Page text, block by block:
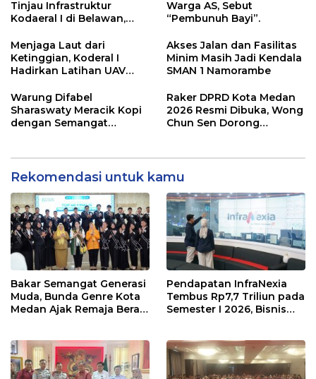
Tinjau Infrastruktur
Kodaeral I di Belawan,
Operasional
Warga AS, Sebut
“Pembunuh Bayi”.
Menjaga Laut dari
Ketinggian, Koderal I
Hadirkan Latihan UAV
Akses Jalan dan Fasilitas
Minim Masih Jadi Kendala
SMAN 1 Namorambe
Warung Difabel
Sharaswaty Meracik Kopi
dengan Semangat
Raker DPRD Kota Medan
2026 Resmi Dibuka, Wong
Chun Sen Dorong
Rekomendasi untuk kamu
Bakar Semangat Generasi
Muda, Bunda Genre Kota
Medan Ajak Remaja Berani
Pendapatan InfraNexia
Tembus Rp7,7 Triliun pada
Semester I 2026, Bisnis